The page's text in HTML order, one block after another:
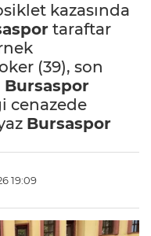
kazasında
taraftar
(39), son
Bursaspor
cenazede
Bursaspor
19:09